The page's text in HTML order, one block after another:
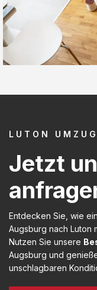
LUTON
Jetzt
Entdecken Sie, wie
Augsburg nach Luton
Nutzen Sie unsere
Augsburg und
unschlagbaren